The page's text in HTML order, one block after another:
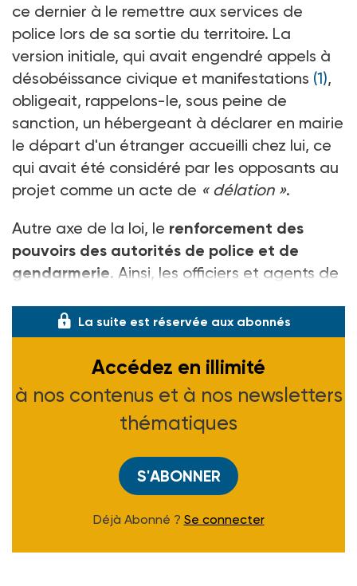
ce dernier à le remettre aux services de
police lors de sa sortie du territoire. La
version initiale, qui avait engendré appels à
désobéissance civique et manifestations (1),
obligeait, rappelons-le, sous peine de
sanction, un hébergeant à déclarer en mairie
le départ d'un étranger accueilli chez lui, ce
qui avait été considéré par les opposants au
projet comme un acte de « délation ».
Autre axe de la loi, le renforcement des
pouvoirs des autorités de police et de
gendarmerie. Ainsi, les officiers et agents de
La suite est réservée aux abonnés
Accédez en illimité
à nos contenus et à nos newsletters
thématiques
S'ABONNER
Déjà Abonné ? Se connecter